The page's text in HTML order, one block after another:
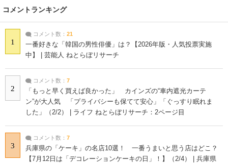
コメントランキング
1
コメント数： 21
一番好きな「韓国の男性俳優」は？【2026年版・人気投票実施
中】 | 芸能人 ねとらぼリサーチ
2
コメント数： 7
「もっと早く買えば良かった」 カインズの“車内遮光カーテ
ン”が大人気 「プライバシーも保てて安心」「ぐっすり眠れま
した」（2/2） | ライフ ねとらぼリサーチ：2ページ目
3
コメント数： 7
兵庫県の「ケーキ」の名店10選！ 一番うまいと思う店はどこ？
【7月12日は「デコレーションケーキの日」！】（2/4） | 兵庫県